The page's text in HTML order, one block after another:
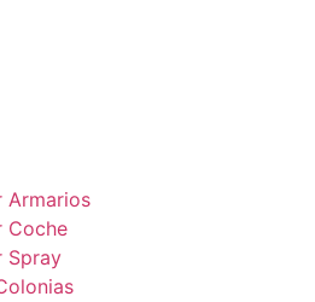
Armarios
Coche
Spray